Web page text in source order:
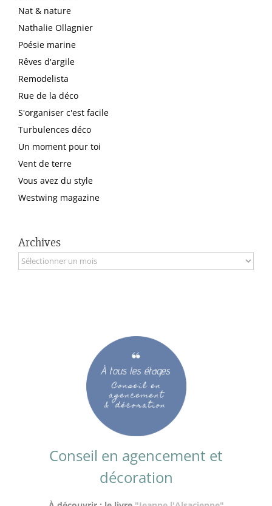
Nat & nature
Nathalie Ollagnier
Poésie marine
Rêves d'argile
Remodelista
Rue de la déco
S'organiser c'est facile
Turbulences déco
Un moment pour toi
Vent de terre
Vous avez du style
Westwing magazine
Archives
Archives
Conseil en agencement et
décoration